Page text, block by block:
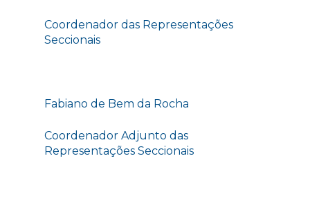
Coordenador das Representações
Seccionais
Fabiano de Bem da Rocha
Coordenador Adjunto das
Representações Seccionais